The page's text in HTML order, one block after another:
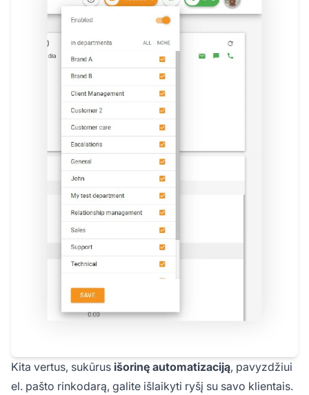
Kita vertus, sukūrus išorinę automatizaciją, pavyzdžiui
el. pašto rinkodarą, galite išlaikyti ryšį su savo klientais.